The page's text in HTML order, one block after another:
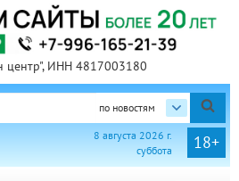
центр", ИНН 4817003180
по новостям
18+
8 августа 2026 г.
суббота